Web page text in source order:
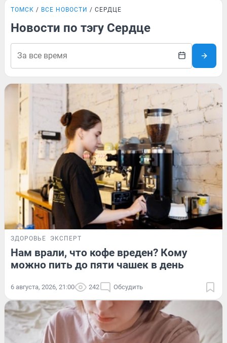
ТОМСК ВСЕ НОВОСТИ СЕРДЦЕ
Новости по тэгу Сердце
ЗДОРОВЬЕ ЭКСПЕРТ
Нам врали, что кофе вреден? Кому
можно пить до пяти чашек в день
6 августа, 2026, 21:00 242 Обсудить